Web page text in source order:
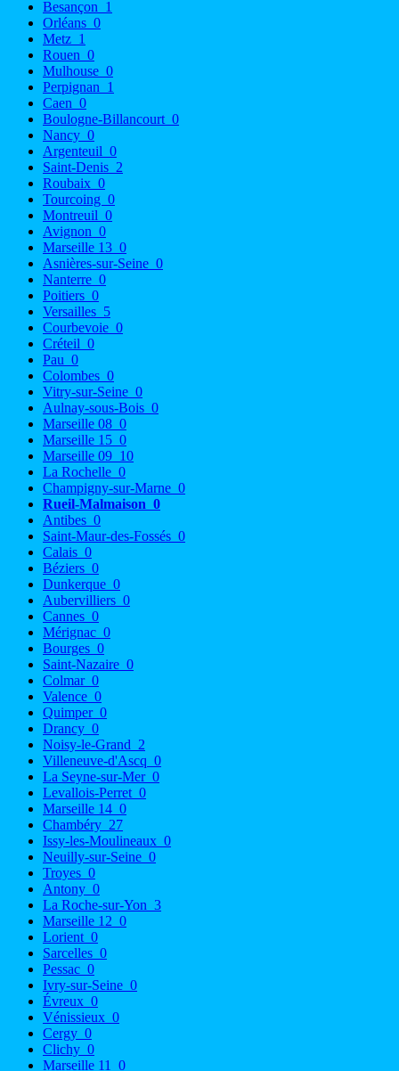
Besançon 1
Orléans 0
Metz 1
Rouen 0
Mulhouse 0
Perpignan 1
Caen 0
Boulogne-Billancourt 0
Nancy 0
Argenteuil 0
Saint-Denis 2
Roubaix 0
Tourcoing 0
Montreuil 0
Avignon 0
Marseille 13 0
Asnières-sur-Seine 0
Nanterre 0
Poitiers 0
Versailles 5
Courbevoie 0
Créteil 0
Pau 0
Colombes 0
Vitry-sur-Seine 0
Aulnay-sous-Bois 0
Marseille 08 0
Marseille 15 0
Marseille 09 10
La Rochelle 0
Champigny-sur-Marne 0
Rueil-Malmaison 0
Antibes 0
Saint-Maur-des-Fossés 0
Calais 0
Béziers 0
Dunkerque 0
Aubervilliers 0
Cannes 0
Mérignac 0
Bourges 0
Saint-Nazaire 0
Colmar 0
Valence 0
Quimper 0
Drancy 0
Noisy-le-Grand 2
Villeneuve-d'Ascq 0
La Seyne-sur-Mer 0
Levallois-Perret 0
Marseille 14 0
Chambéry 27
Issy-les-Moulineaux 0
Neuilly-sur-Seine 0
Troyes 0
Antony 0
La Roche-sur-Yon 3
Marseille 12 0
Lorient 0
Sarcelles 0
Pessac 0
Ivry-sur-Seine 0
Évreux 0
Vénissieux 0
Cergy 0
Clichy 0
Marseille 11
0